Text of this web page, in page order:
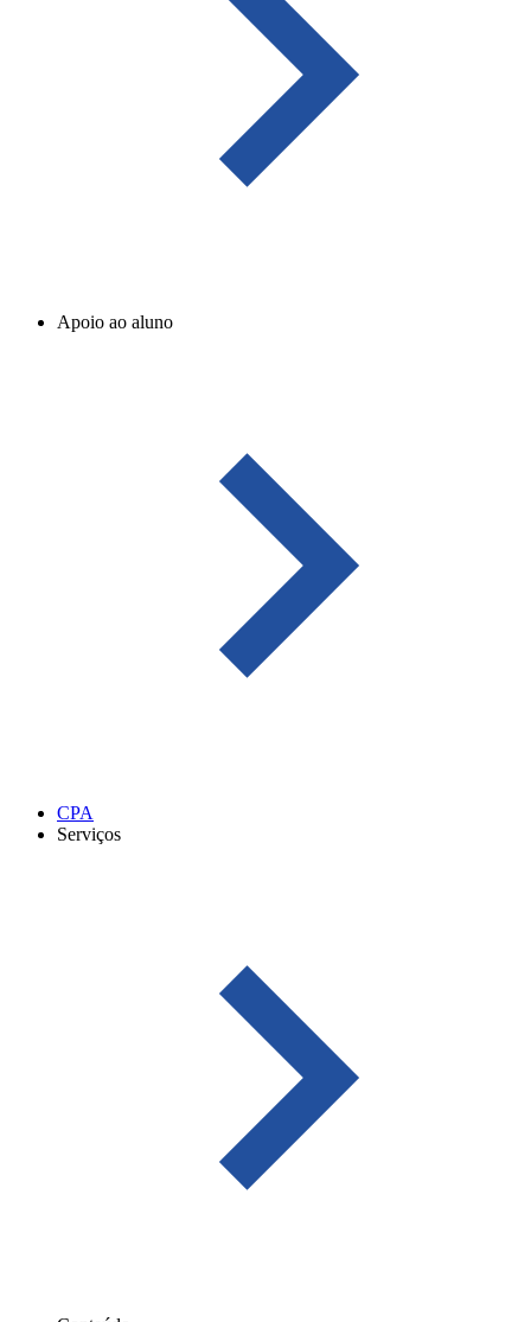
Apoio ao aluno
CPA
Serviços